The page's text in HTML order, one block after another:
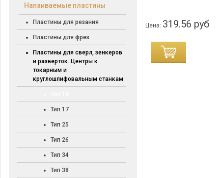
Напаиваемые пластины
Пластины для резания
Пластины для фрез
Пластины для сверл, зенкеров
и разверток. Центры к
токарным и
круглошлифовальным станкам
Тип 17
Тип 25
Тип 26
Тип 34
Тип 38
Цена: 319.56 руб